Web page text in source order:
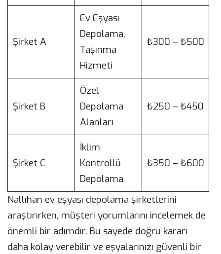
Şirket A
Ev Eşyası
Depolama,
Taşınma
Hizmeti
₺300 – ₺500
Şirket B
Özel
Depolama
Alanları
₺250 – ₺450
Şirket C
İklim
Kontrollü
Depolama
₺350 – ₺600
Nallıhan ev eşyası depolama şirketlerini
araştırırken, müşteri yorumlarını incelemek de
önemli bir adımdır. Bu sayede doğru kararı
daha kolay verebilir ve eşyalarınızı güvenli bir